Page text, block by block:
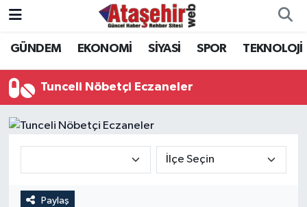
GÜNDEM EKONOMİ SİYASİ SPOR TEKNOLOJİ
Tunceli Nöbetçi Eczaneler
Paylaş
Hava Durumu
Trafik Durumu
Süper Lig Puan Durumu ve Fikstür
Son Dakika Haberleri